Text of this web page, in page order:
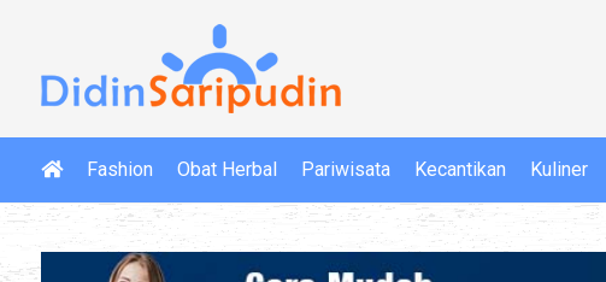
Fashion Obat Herbal Pariwisata Kecantikan Kuliner